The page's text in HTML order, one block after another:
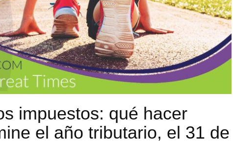
impuestos: qué hacer
el año tributario, el 31 de